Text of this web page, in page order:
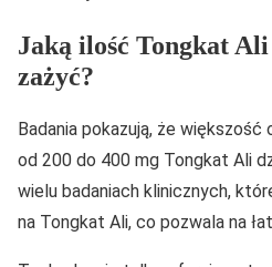
Jaką ilość Tongkat
zażyć?
Badania pokazują, że
od 200 do 400 mg Tongkat Ali
wielu badaniach klinicznych,
na Tongkat Ali, co pozwala na